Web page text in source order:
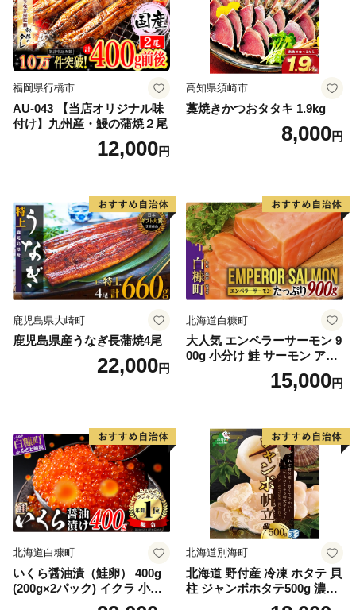
福岡県行橋市
AU-043 【当店オリジナル味
付け】九州産・鰻の蒲焼２尾
12,000円
高知県須崎市
藁焼きかつおタタキ 1.9kg
8,000円
鹿児島県大崎町
鹿児島県産うなぎ長蒲焼4尾
22,000円
北海道白糠町
大人気 エンペラーサーモン 9
00g 小分け 鮭 サーモン アト
ランティックサーモン 水産
庁長官賞 受賞 さけ シャケ し
満足 美味しい 贈答 生食用 刺
身 お刺身 刺し身 魚介類 海鮮
冷凍 厚切り 薄切り ふるさと
納税 ふるさとチョイス チョ
イス 北海道 白糠町
15,000円
北海道白糠町
いくら醤油漬（鮭卵） 400g
(200g×2パック) イクラ 小分
け いくら醤油漬 鮭いくら い
北海道別海町
北海道 野付産 冷凍 ホタテ 貝
柱 ジャンボホタテ500g 濃厚
な旨味と甘み （ほたて ホタ